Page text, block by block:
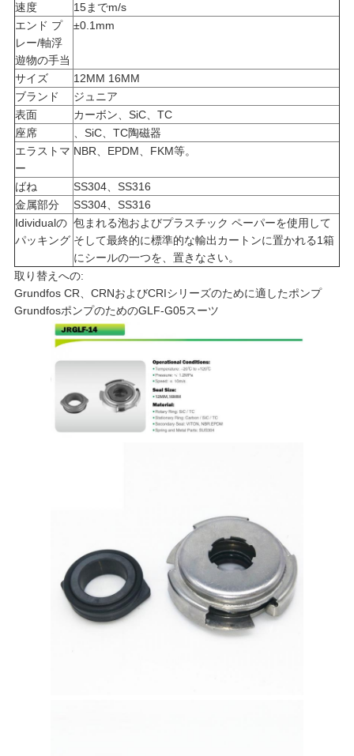
引
用
を
要
求
し
な
さ
い
速度
15までm/s
エンド プ
レー/軸浮
遊物の手当
±0.1mm
サイズ
12MM 16MM
ブランド
ジュニア
表面
カーボン、SiC、TC
座席
、SiC、TC陶磁器
エラストマ
ー
NBR、EPDM、FKM等。
ばね
SS304、SS316
金属部分
SS304、SS316
Idividualの
パッキング
包まれる泡およびプラスチック ペーパーを使用して
そして最終的に標準的な輸出カートンに置かれる1箱
にシールの一つを、置きなさい。
取り替えへの:
Grundfos CR、CRNおよびCRIシリーズのために適したポンプ
GrundfosポンプのためのGLF-G05スーツ